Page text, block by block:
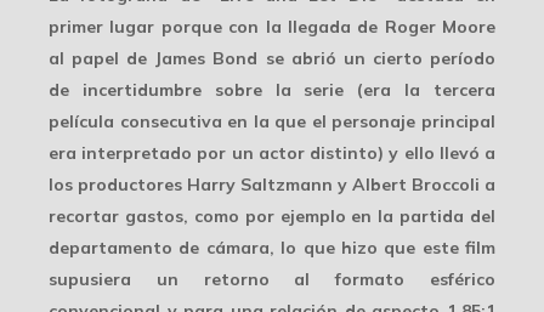
primer lugar porque con la llegada de Roger Moore
al papel de James Bond se abrió un cierto período
de incertidumbre sobre la serie (era la tercera
película consecutiva en la que el personaje principal
era interpretado por un actor distinto) y ello llevó a
los productores Harry Saltzmann y Albert Broccoli a
recortar gastos, como por ejemplo en la partida del
departamento de cámara, lo que hizo que este film
supusiera un retorno al formato esférico